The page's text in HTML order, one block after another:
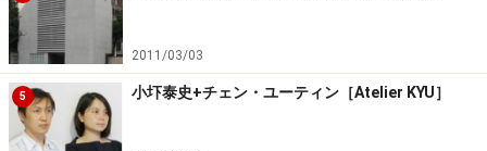
2011/03/03
5 小圷泰史+チェン・ユーティン［Atelier KYU］